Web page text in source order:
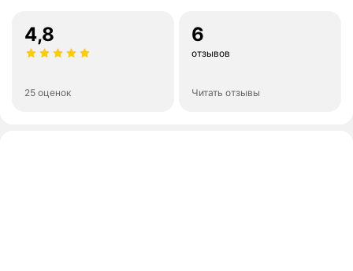
4,8
25 оценок
6
отзывов
Читать отзывы